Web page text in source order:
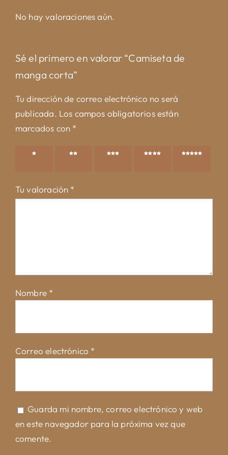
No hay valoraciones aún.
Sé el primero en valorar “Camiseta de
manga corta”
Tu dirección de correo electrónico no será
publicada. Los campos obligatorios están
marcados con *
1 de 5
2 de 5
3 de 5
4 de 5
5 de 5
Tu valoración *
Nombre *
Correo electrónico *
Guarda mi nombre, correo electrónico y web
en este navegador para la próxima vez que
comente.